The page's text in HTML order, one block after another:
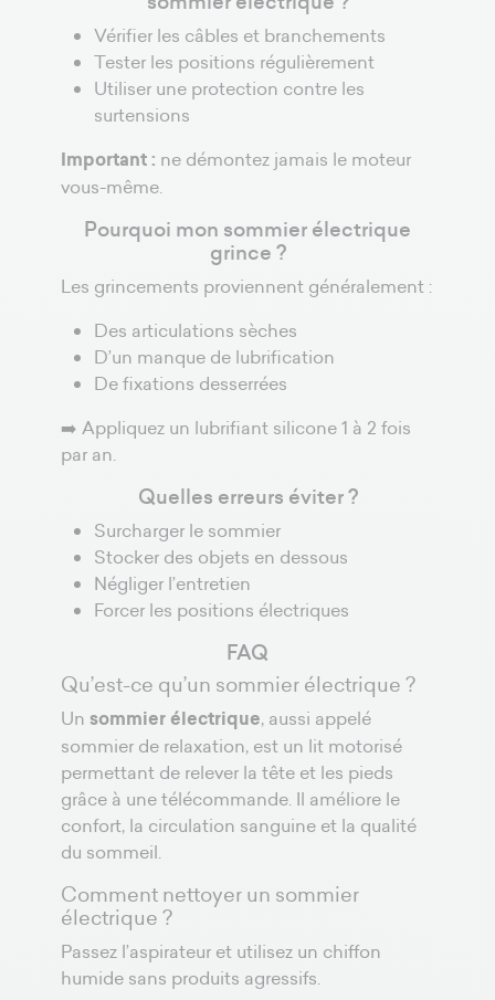
Vérifier les câbles et branchements
Tester les positions régulièrement
Utiliser une protection contre les
surtensions
Important : ne démontez jamais le moteur
vous-même.
Pourquoi mon sommier électrique
grince ?
Les grincements proviennent généralement :
Des articulations sèches
D’un manque de lubrification
De fixations desserrées
➡️ Appliquez un lubrifiant silicone 1 à 2 fois
par an.
Quelles erreurs éviter ?
Surcharger le sommier
Stocker des objets en dessous
Négliger l’entretien
Forcer les positions électriques
FAQ
Qu’est-ce qu’un sommier électrique ?
Un sommier électrique, aussi appelé
sommier de relaxation, est un lit motorisé
permettant de relever la tête et les pieds
grâce à une télécommande. Il améliore le
confort, la circulation sanguine et la qualité
du sommeil.
Comment nettoyer un sommier
électrique ?
Passez l’aspirateur et utilisez un chiffon
humide sans produits agressifs.